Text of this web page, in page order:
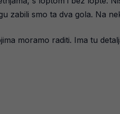
zabili smo ta dva gola. Na
moramo raditi. Ima tu